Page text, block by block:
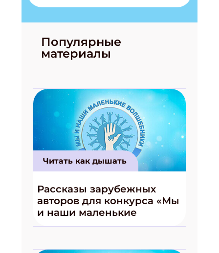
Популярные
материалы
Читать как дышать
Рассказы зарубежных
авторов для конкурса «Мы
и наши маленькие
волшебники!»